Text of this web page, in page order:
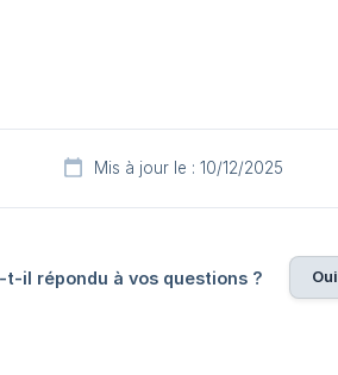
Mis à jour le : 10/12/2025
il répondu à vos questions ? Oui